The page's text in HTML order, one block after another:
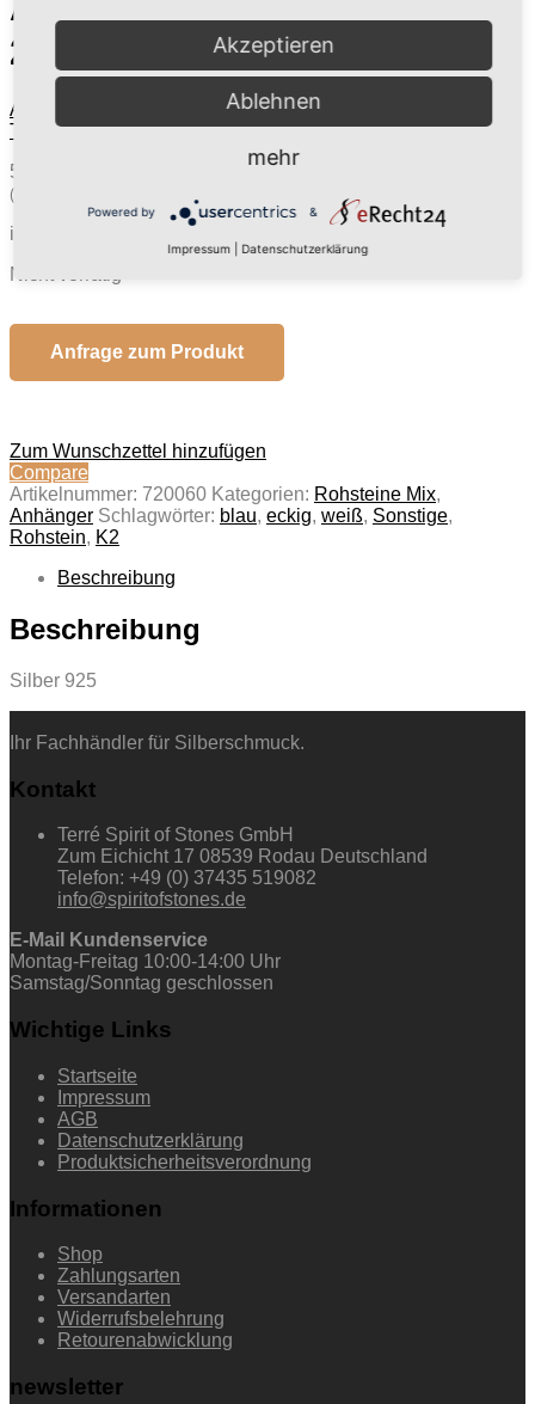
2,6×1,4cm
Anhänger Lapislazuli, Größe: ca. 2,7x2,2cm
Turmalin, Größe: ca. 3,0x2,2cm
54,00 €
(45,38 € exkl. MwSt.)
inkl. 19 % MwSt.
Nicht vorrätig
Anfrage zum Produkt
Zum Wunschzettel hinzufügen
Compare
Artikelnummer: 720060 Kategorien: Rohsteine Mix,
Anhänger Schlagwörter: blau, eckig, weiß, Sonstige,
Rohstein, K2
Beschreibung
Beschreibung
Silber 925
Ihr Fachhändler für Silberschmuck.
Kontakt
Terré Spirit of Stones GmbH
Zum Eichicht 17 08539 Rodau Deutschland
Telefon: +49 (0) 37435 519082
info@spiritofstones.de
E-Mail Kundenservice
Montag-Freitag 10:00-14:00 Uhr
Samstag/Sonntag geschlossen
Wichtige Links
Startseite
Impressum
AGB
Datenschutzerklärung
Produktsicherheitsverordnung
Informationen
Shop
Zahlungsarten
Versandarten
Widerrufsbelehrung
Retourenabwicklung
newsletter
Akzeptieren
Ablehnen
mehr
Powered by &
Impressum Datenschutzerklärung